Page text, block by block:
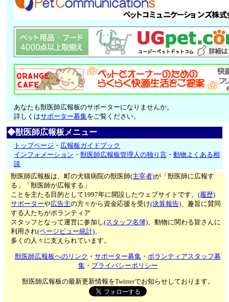
あなたも獣医師広報板のサポーターになりませんか。
詳しくはサポーター募集をご覧ください。
◆獣医師広報板メニュー
トップページ ・ 広報板ガイドブック
インフォメーション ・獣医師広報板管理人の独り言 ・動物よくある相
談
獣医師広報板は、町の犬猫病院の獣医師(主宰者)が「獣医師に広報す
る」「獣医師が広報する」
ことを主たる目的として1997年に開設したウェブサイトです。(履歴)
サポーターや広告主の方々から資金応援を受け(決算報告)、趣旨に賛同
する人たちがボランティア
スタッフとなって運営に参加し(スタッフ名簿)、動物に関わる皆さんに
利用され(ページビュー統計)、
多くの人々に支えられています。
獣医師広報板へのリンク ・サポーター募集 ・ボランティアスタッフ募
集・ プライバシーポリシー
獣医師広報板の最新更新情報をTwitterでお知らせしております。